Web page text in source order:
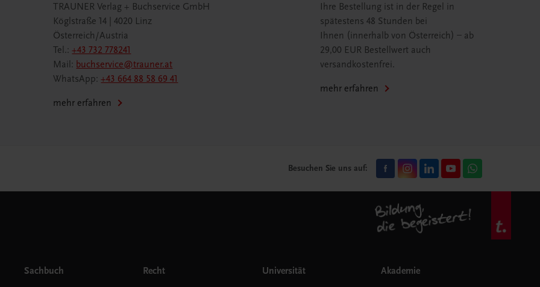
TRAUNER Verlag + Buchservice GmbH
Köglstraße 14 | 4020 Linz
Österreich/Austria
Tel.:+43 732 778241
Mail: buchservice@trauner.at
WhatsApp:+43 664 88 58 69 41
mehr erfahren
Ihre Bestellung ist in der Regel in
spätestens 48 Stunden bei
Ihnen (innerhalb von Österreich) – ab
29,00 EUR Bestellwert auch
versandkostenfrei.
mehr erfahren
Besuchen Sie uns auf:
Sachbuch Recht Universität Akademie